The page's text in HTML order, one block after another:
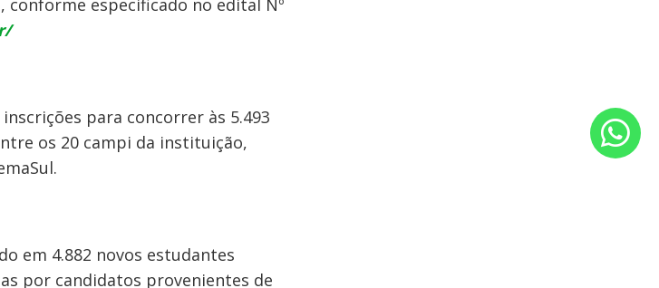
especificado no edital Nº
para concorrer às 5.493
os 20 campi da instituição,
em 4.882 novos estudantes
por candidatos provenientes de